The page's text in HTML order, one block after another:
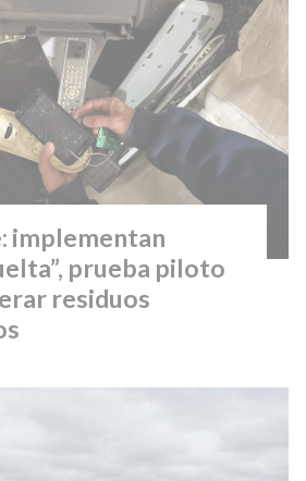
implementan
prueba piloto
residuos